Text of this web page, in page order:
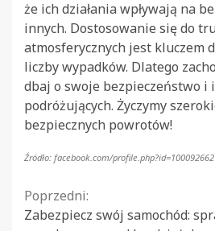
że ich działania wpływają na
innych. Dostosowanie się do
atmosferycznych jest kluczem
liczby wypadków. Dlatego
dbaj o swoje bezpieczeństwo i
podróżujących. Życzymy
bezpiecznych powrotów!
Źródło: facebook.com/
Continue
Poprzedni:
Zabezpiecz swój samochód: